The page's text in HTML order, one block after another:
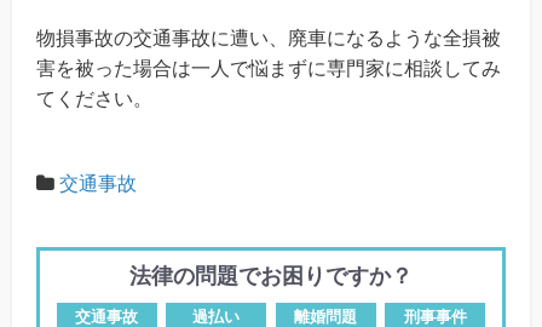
物損事故の交通事故に遭い、廃車になるような全損被
害を被った場合は一人で悩まずに専門家に相談してみ
てください。
交通事故
法律の問題でお困りですか？
交通事故 過払い 離婚問題 刑事事件